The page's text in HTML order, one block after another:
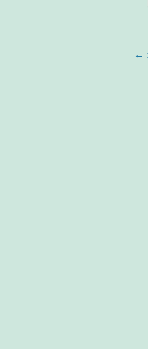
投
←